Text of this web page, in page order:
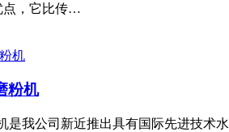
点，它比传…
粉机
是我公司新近推出具有国际先进技术